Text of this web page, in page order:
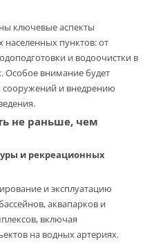
ключевые аспекты
пунктов: от
и водоочистки в
внимание будет
и внедрению
не раньше, чем
и рекреационных
и эксплуатацию
аквапарков и
включая
на водных артериях.